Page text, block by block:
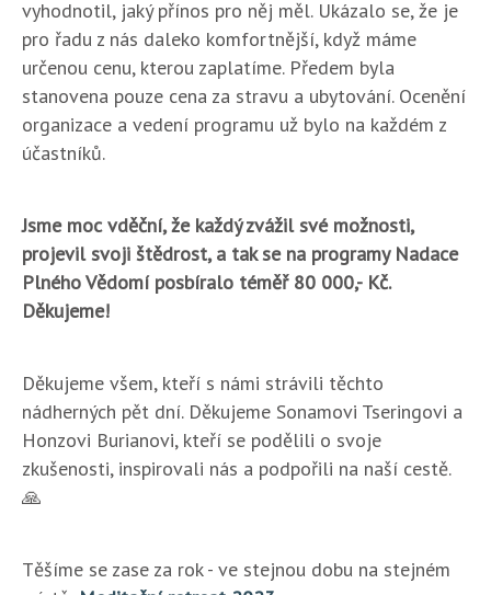
vyhodnotil, jaký přínos pro něj měl. Ukázalo se, že je
pro řadu z nás daleko komfortnější, když máme
určenou cenu, kterou zaplatíme. Předem byla
stanovena pouze cena za stravu a ubytování. Ocenění
organizace a vedení programu už bylo na každém z
účastníků.
Jsme moc vděční, že každý zvážil své možnosti,
projevil svoji štědrost, a tak se na programy Nadace
Plného Vědomí posbíralo téměř 80 000,- Kč.
Děkujeme!
Děkujeme všem, kteří s námi strávili těchto
nádherných pět dní. Děkujeme Sonamovi Tseringovi a
Honzovi Burianovi, kteří se podělili o svoje
zkušenosti, inspirovali nás a podpořili na naší cestě.
🙏
Těšíme se zase za rok - ve stejnou dobu na stejném